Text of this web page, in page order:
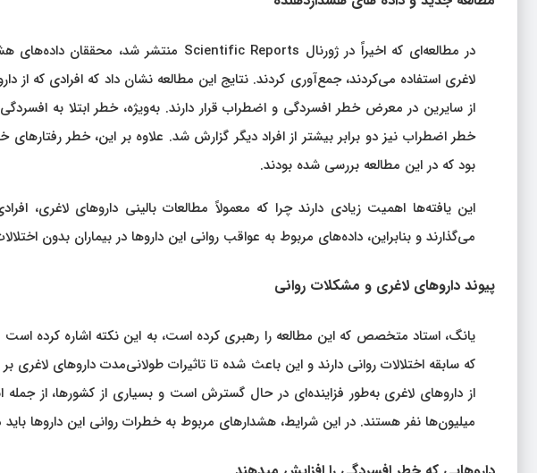
لاغری استفاده می‌کردند، جمع‌آوری کردند. نتایج این مطالعه نشان داد که افرادی که
از سایرین در معرض خطر افسردگی و اضطراب قرار دارند. به‌ویژه، خطر ابتلا به افسردگی
خطر اضطراب نیز دو برابر بیشتر از افراد دیگر گزارش شد. علاوه بر این، خطر رفتارهای
بود که در این مطالعه بررسی شده بودند.
این یافته‌ها اهمیت زیادی دارند چرا که معمولاً مطالعات بالینی داروهای لاغری،
می‌گذارند و بنابراین، داده‌های مربوط به عواقب روانی این داروها در بیماران بدون
پیوند داروهای لاغری و مشکلات روانی
یانگ، استاد متخصص که این مطالعه را رهبری کرده است، به این نکته اشاره کرده
که سابقه اختلالات روانی دارند و این باعث شده تا تاثیرات طولانی‌مدت داروهای
از داروهای لاغری به‌طور فزاینده‌ای در حال گسترش است و بسیاری از کشورها، از جمله
میلیون‌ها نفر هستند. در این شرایط، هشدارهای مربوط به خطرات روانی این داروها باید